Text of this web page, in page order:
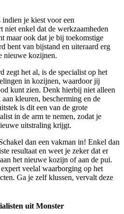
je kiest voor een
niet enkel dat de werkzaamheden
maar ook dat je bij toekomstige
bent van bijstand en uiteraard erg
nieuwe kozijnen.
zegt het al, is de specialist op het
in kozijnen, waardoor jij
kunt zien. Denk hierbij niet alleen
kleuren, bescherming en de
is dit een van de grote
in de arm te nemen, zodat je
uitstraling krijgt.
dan een vakman in! Enkel dan
resultaat en weet je zeker dat er
het nieuwe kozijn of aan de pui.
veelal waarborging op het
Ga je zelf klussen, vervalt deze
uit Monster